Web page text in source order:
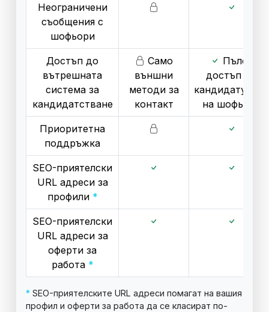
Неограничени
съобщения с
шофьори
Достъп до
вътрешната
система за
кандидатстване
Само
външни
методи за
контакт
Пълен
достъп до
кандидатурите
на шофьори
Приоритетна
поддръжка
SEO-приятелски
URL адреси за
профили *
SEO-приятелски
URL адреси за
оферти за
работа *
* SEO-приятелските URL адреси помагат на вашия
профил и оферти за работа да се класират по-